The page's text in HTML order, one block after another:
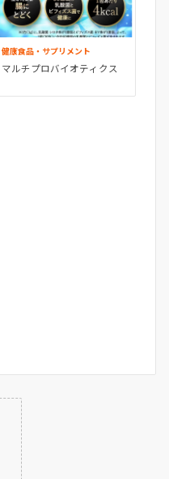
健康食品・サプリメント
マルチプロバイオティクス